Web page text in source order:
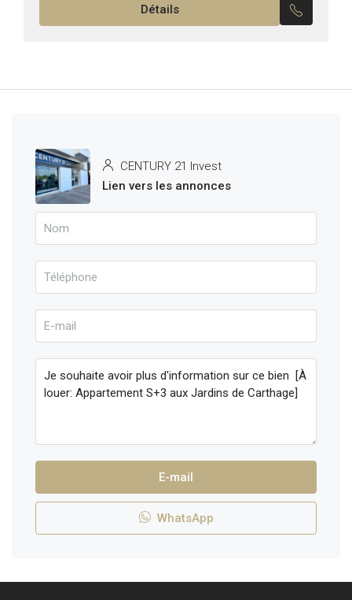
Détails
CENTURY 21 Invest
Lien vers les annonces
E-mail
WhatsApp